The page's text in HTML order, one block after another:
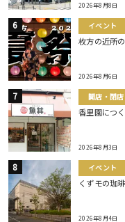
2026年8月8日
イベント
枚方の近所
2026年8月6日
開店・閉店
香里園につ
2026年8月3日
イベント
くずモの珈
2026年8月4日